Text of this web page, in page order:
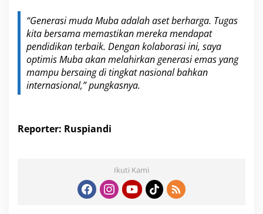
“Generasi muda Muba adalah aset berharga. Tugas
kita bersama memastikan mereka mendapat
pendidikan terbaik. Dengan kolaborasi ini, saya
optimis Muba akan melahirkan generasi emas yang
mampu bersaing di tingkat nasional bahkan
internasional,” pungkasnya.
Reporter: Ruspiandi
Ikuti Kami